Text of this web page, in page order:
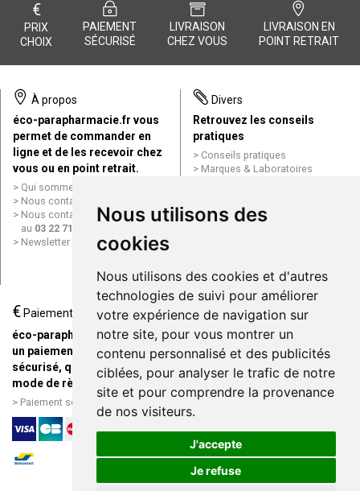
Nous utilisons des
cookies
Nous utilisons des cookies et d'autres
technologies de suivi pour améliorer
votre expérience de navigation sur
notre site, pour vous montrer un
contenu personnalisé et des publicités
ciblées, pour analyser le trafic de notre
site et pour comprendre la provenance
de nos visiteurs.
J'accepte
Je refuse
€
PRIX
CHOIX
PAIEMENT
SÉCURISÉ
LIVRAISON
CHEZ VOUS
LIVRAISON EN
POINT RETRAIT
À propos
éco-parapharmacie.fr vous
permet de commander en
ligne et de les recevoir chez
vous ou en point retrait.
Qui sommes nous ?
Nous contacter par e-mail
Nous contacter par téléphone
au 03 22 71 64 10
Newsletter
Divers
Retrouvez les conseils
pratiques
Conseils pratiques
Marques & Laboratoires
Mentions légales
Données personnelles
ligne
€ Paiement
éco-parapharmacie.fr offre
un paiement entièrement
sécurisé, quel que soit le
mode de règlement
Paiement sécurisé et simple
Livraison / Point retrait
Commandez en ligne et
recevez votre commande
rapidement chez vous ou en
point retrait
Livraison chez vous ou en